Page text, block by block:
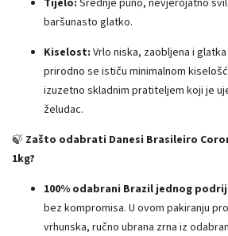
baršunasto glatko.
Kiselost: Vrlo niska, zaobljena i
prirodno se ističu minimalnom
izuzetno skladnim pratiteljem koji je
želudac.
🍃 Zašto odabrati Danesi Brasileiro
1kg?
100% odabrani Brazil jednog
bez kompromisa. U ovom pakiranju
vrhunska, ručno ubrana zrna iz